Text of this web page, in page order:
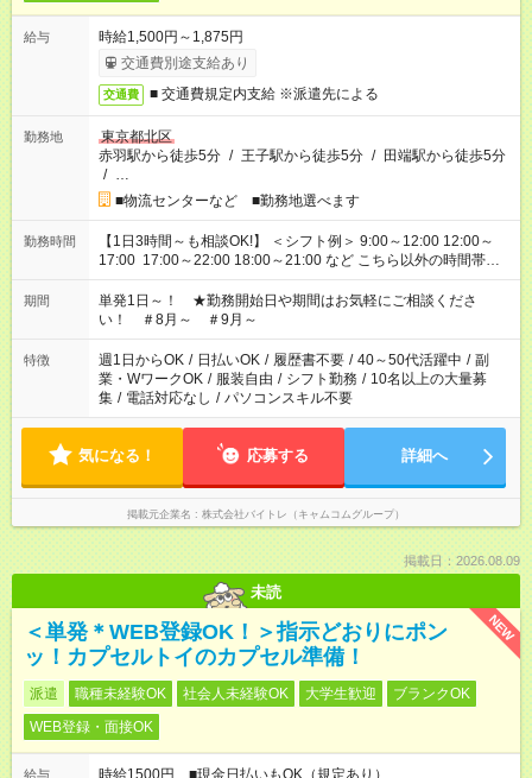
給与
時給1,500円～1,875円
交通費別途支給あり
交通費 ■ 交通費規定内支給 ※派遣先による
勤務地
東京都北区
赤羽駅から徒歩5分 / 王子駅から徒歩5分 / 田端駅から徒歩5分
/ …
■物流センターなど ■勤務地選べます
勤務時間
【1日3時間～も相談OK!】 ＜シフト例＞ 9:00～12:00 12:00～
17:00 17:00～22:00 18:00～21:00 など こちら以外の時間帯も
お気軽にご相談ください！
期間
単発1日～！ ★勤務開始日や期間はお気軽にご相談くださ
い！ ＃8月～ ＃9月～
特徴 週1日からOK / 日払いOK / 履歴書不要 / 40～50代活躍中 / 副
業・WワークOK / 服装自由 / シフト勤務 / 10名以上の大量募
集 / 電話対応なし / パソコンスキル不要
気になる！ 応募する 詳細へ
掲載元企業名 株式会社バイトレ（キャムコムグループ）
掲載日：2026.08.09
未読
NEW
＜単発＊WEB登録OK！＞指示どおりにポン
ッ！カプセルトイのカプセル準備！
派遣 職種未経験OK 社会人未経験OK 大学生歓迎
ブランクOK
WEB登録・面接OK
給与 時給1500円 ■現金日払いもOK（規定あり）